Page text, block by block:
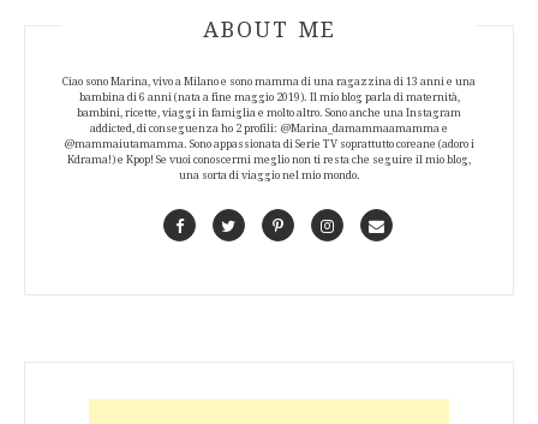
ABOUT AUTHOR
ABOUT ME
Ciao sono Marina, vivo a Milano e sono mamma di una ragazzina di 13 anni e una
bambina di 6 anni (nata a fine maggio 2019). Il mio blog parla di maternità,
bambini, ricette, viaggi in famiglia e molto altro. Sono anche una Instagram
addicted, di conseguenza ho 2 profili: @Marina_damammaamamma e
@mammaiutamamma. Sono appassionata di Serie TV soprattutto coreane (adoro i
Kdrama!) e Kpop! Se vuoi conoscermi meglio non ti resta che seguire il mio blog,
una sorta di viaggio nel mio mondo.
FacebookTwitterPinterestInstagramContact